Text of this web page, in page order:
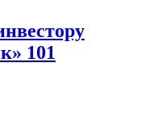
101